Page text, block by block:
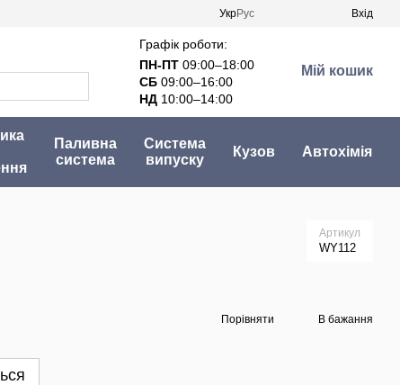
УкрРус Вхід
Графік роботи:
ПН-ПТ 09:00–18:00
СБ 09:00–16:00
НД 10:00–14:00
Мій кошик
Паливна
система
Система
випуску
Кузов Автохімія
Артикул
WY112
Порівняти В бажання